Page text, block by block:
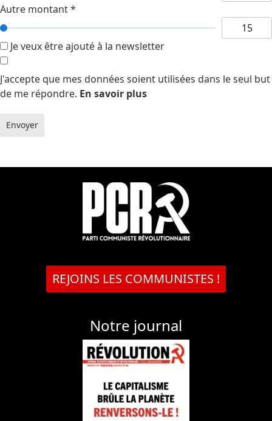
Autre montant*
Je veux être ajouté à la newsletter
J'accepte que mes données soient utilisées dans le seul but
de me répondre. En savoir plus
Envoyer
REJOINS LES COMMUNISTES !
Notre journal